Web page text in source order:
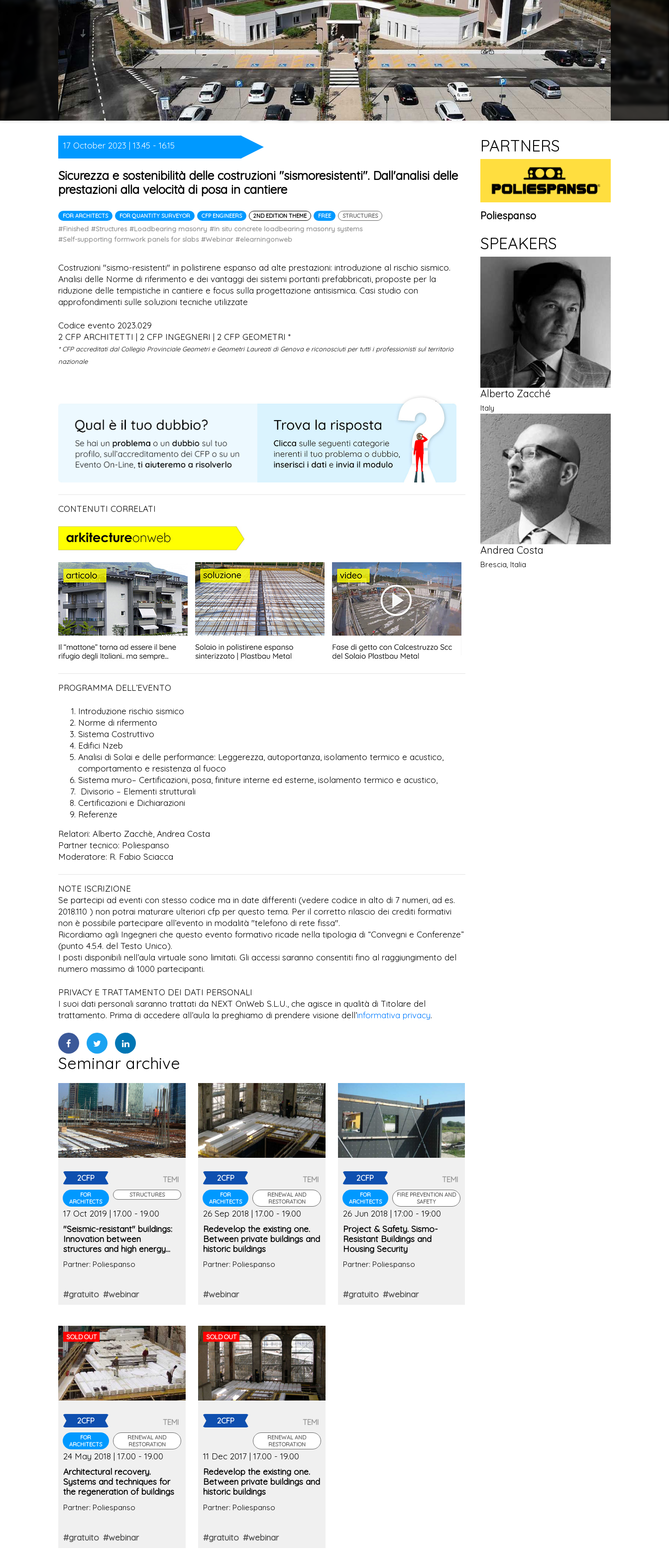
17 October 2023 | 13.45 - 16.15
Sicurezza e sostenibilità delle costruzioni "sismoresistenti". Dall'analisi delle
prestazioni alla velocità di posa in cantiere
FOR ARCHITECTS FOR QUANTITY SURVEYOR CFP ENGINEERS 2ND EDITION THEME FREE STRUCTURES
#Finished #Structures #Loadbearing masonry #In situ concrete loadbearing masonry systems
#Self-supporting formwork panels for slabs #Webinar #elearningonweb
Costruzioni "sismo-resistenti" in polistirene espanso ad alte prestazioni: introduzione al rischio sismico.
Analisi delle Norme di riferimento e dei vantaggi dei sistemi portanti prefabbricati, proposte per la
riduzione delle tempistiche in cantiere e focus sulla progettazione antisismica. Casi studio con
approfondimenti sulle soluzioni tecniche utilizzate
Codice evento 2023.029
2 CFP ARCHITETTI | 2 CFP INGEGNERI | 2 CFP GEOMETRI *
* CFP accreditati dal Collegio Provinciale Geometri e Geometri Laureati di Genova e riconosciuti per tutti i professionisti sul territorio
nazionale
CONTENUTI CORRELATI
PROGRAMMA DELL’EVENTO
Introduzione rischio sismico
Norme di rifermento
Sistema Costruttivo
Edifici Nzeb
Analisi di Solai e delle performance: Leggerezza, autoportanza, isolamento termico e acustico,
comportamento e resistenza al fuoco
Sistema muro– Certificazioni, posa, finiture interne ed esterne, isolamento termico e acustico,
Divisorio – Elementi strutturali
Certificazioni e Dichiarazioni
Referenze
Relatori: Alberto Zacchè, Andrea Costa
Partner tecnico: Poliespanso
Moderatore: R. Fabio Sciacca
NOTE ISCRIZIONE
Se partecipi ad eventi con stesso codice ma in date differenti (vedere codice in alto di 7 numeri, ad es.
2018.110 ) non potrai maturare ulteriori cfp per questo tema. Per il corretto rilascio dei crediti formativi
non è possibile partecipare all’evento in modalità "telefono di rete fissa".
Ricordiamo agli Ingegneri che questo evento formativo ricade nella tipologia di “Convegni e Conferenze”
(punto 4.5.4. del Testo Unico).
I posti disponibili nell’aula virtuale sono limitati. Gli accessi saranno consentiti fino al raggiungimento del
numero massimo di 1000 partecipanti.
PRIVACY E TRATTAMENTO DEI DATI PERSONALI
I suoi dati personali saranno trattati da NEXT OnWeb S.L.U., che agisce in qualità di Titolare del
trattamento. Prima di accedere all’aula la preghiamo di prendere visione dell’informativa privacy.
Seminar archive
2CFP
FOR
ARCHITECTS
TEMI
STRUCTURES
17 Oct 2019 | 17.00 - 19.00
"Seismic-resistant" buildings:
Innovation between
structures and high energy
Partner: Poliespanso
#gratuito #webinar
2CFP
FOR
ARCHITECTS
TEMI
RENEWAL AND
RESTORATION
26 Sep 2018 | 17.00 - 19.00
Redevelop the existing one.
Between private buildings and
historic buildings
Partner: Poliespanso
#webinar
2CFP
FOR
ARCHITECTS
TEMI
FIRE PREVENTION AND
SAFETY
26 Jun 2018 | 17:00 - 19:00
Project & Safety. Sismo-
Resistant Buildings and
Housing Security
Partner: Poliespanso
#gratuito #webinar
SOLD OUT
2CFP
FOR
ARCHITECTS
TEMI
RENEWAL AND
RESTORATION
24 May 2018 | 17.00 - 19.00
Architectural recovery.
Systems and techniques for
the regeneration of buildings
Partner: Poliespanso
#gratuito #webinar
SOLD OUT
2CFP TEMI
RENEWAL AND
RESTORATION
11 Dec 2017 | 17.00 - 19.00
Redevelop the existing one.
Between private buildings and
historic buildings
Partner: Poliespanso
#gratuito #webinar
PARTNERS
Poliespanso
SPEAKERS
Alberto Zacché
Italy
Andrea Costa
Brescia, Italia